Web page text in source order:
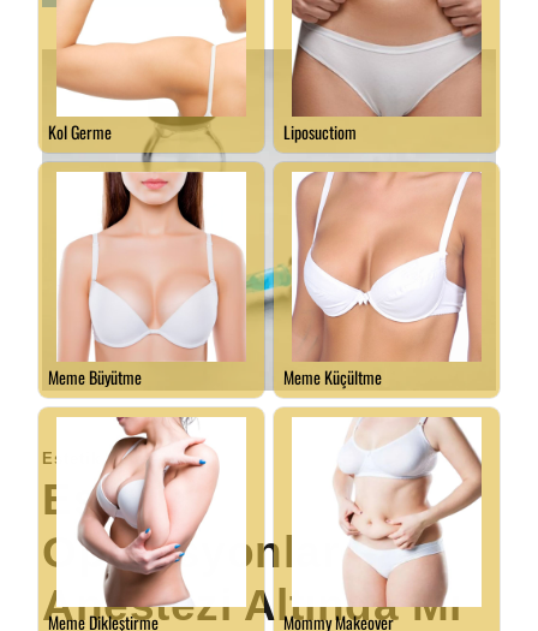
Estetik Cerrahi
Estetik
Operasyonlar
Anestezi Altında Mı